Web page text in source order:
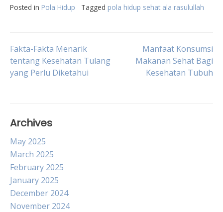
Posted in Pola Hidup Tagged pola hidup sehat ala rasulullah
Post
navigation
Fakta-Fakta Menarik
tentang Kesehatan Tulang
yang Perlu Diketahui
Manfaat Konsumsi
Makanan Sehat Bagi
Kesehatan Tubuh
Archives
May 2025
March 2025
February 2025
January 2025
December 2024
November 2024